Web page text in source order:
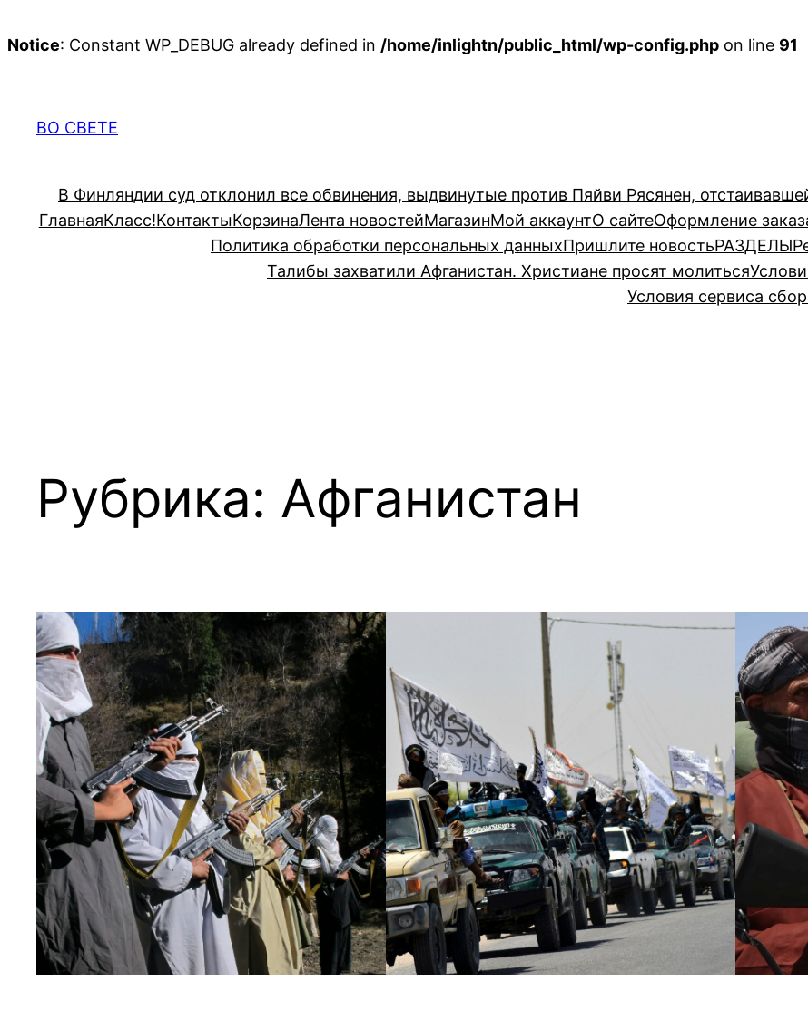
Notice: Constant WP_DEBUG already defined in /home/inlightn/public_html/wp-config.php on line 91
содержимому
ВО СВЕТЕ
В Финляндии суд отклонил все обвинения, выдвинутые против Пяйви Рясянен,
ГлавнаяКласс!КонтактыКорзинаЛента новостейМагазинМой аккаунтО сайтеОформление
Политика обработки персональных данныхПришлите новостьРАЗДЕЛЫ
Талибы захватили Афганистан. Христиане просят молиться
Условия сервиса
Рубрика: Афганистан